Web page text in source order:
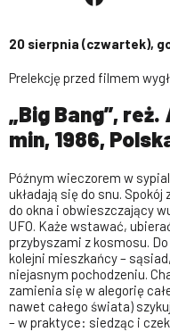
20 sierpnia (czwartek),
Prelekcję przed filmem
„Big Bang”,
min, 1986,
Późnym wieczorem w
układają się do snu.
do okna i obwieszczający
UFO. Każe wstawać,
przybyszami z kosmosu.
kolejni mieszkańcy –
niejasnym pochodzeniu.
zamienia się w alegorię
nawet całego świata)
– w praktyce: siedząc i